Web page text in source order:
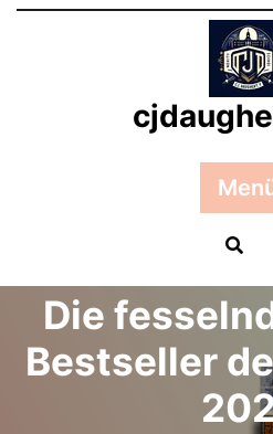
Zum
Posted On 27
Die
Bestseller